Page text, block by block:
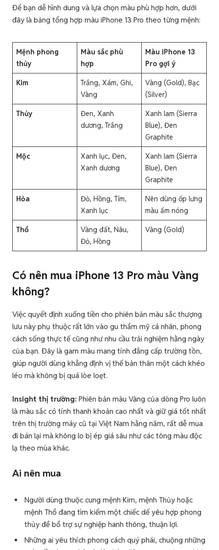
Để bạn dễ hình dung và lựa chọn màu phù hợp hơn, dưới
đây là bảng tổng hợp màu iPhone 13 Pro theo từng mệnh:
Mệnh phong
thủy
Màu sắc phù
hợp
Màu iPhone 13
Pro gợi ý
Kim
Trắng, Xám, Ghi,
Vàng
Vàng (Gold), Bạc
(Silver)
Thủy
Đen, Xanh
dương, Trắng
Xanh lam (Sierra
Blue), Đen
Graphite
Mộc
Xanh lục, Đen,
Xanh dương
Xanh lam (Sierra
Blue), Đen
Graphite
Hỏa
Đỏ, Hồng, Tím,
Xanh lục
Nên dùng ốp lưng
màu ấm nóng
Thổ
Vàng đất, Nâu,
Đỏ, Hồng
Vàng (Gold)
Có nên mua iPhone 13 Pro màu Vàng
không?
Việc quyết định xuống tiền cho phiên bản màu sắc thượng
lưu này phụ thuộc rất lớn vào gu thẩm mỹ cá nhân, phong
cách sống thực tế cũng như nhu cầu trải nghiệm hằng ngày
của bạn. Đây là gam màu mang tính đẳng cấp trường tồn,
giúp người dùng khẳng định vị thế bản thân một cách khéo
léo mà không bị quá lòe loẹt.
Insight thị trường: Phiên bản màu Vàng của dòng Pro luôn
là màu sắc có tính thanh khoản cao nhất và giữ giá tốt nhất
trên thị trường máy cũ tại Việt Nam hằng năm, rất dễ mua
đi bán lại mà không lo bị ép giá sâu như các tông màu độc
lạ theo mùa khác.
Ai nên mua
Người dùng thuộc cung mệnh Kim, mệnh Thủy hoặc
mệnh Thổ đang tìm kiếm một chiếc dế yêu hợp phong
thủy để bổ trợ sự nghiệp hanh thông, thuận lợi.
Những ai yêu thích phong cách quý phái, chuộng những